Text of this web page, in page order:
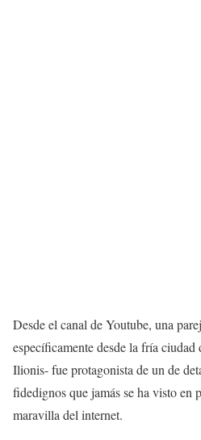
Desde el canal de Youtube, una
específicamente desde la fría ciudad
Ilionis- fue protagonista de un de
fidedignos que jamás se ha visto en
maravilla del internet.